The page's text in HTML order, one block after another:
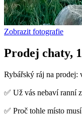
Zobrazit fotografie
Prodej chaty,
Rybářský ráj na prodej:
✅ Už vás nebaví ranní
✅ Proč tohle místo